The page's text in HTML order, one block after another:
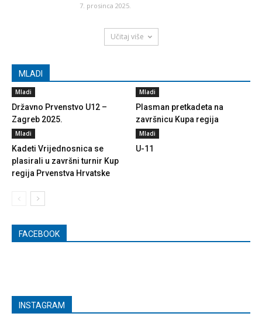
7. prosinca 2025.
Učitaj više
MLADI
Mladi
Državno Prvenstvo U12 –
Zagreb 2025.
Mladi
Plasman pretkadeta na
završnicu Kupa regija
Mladi
Kadeti Vrijednosnica se
plasirali u završni turnir Kup
regija Prvenstva Hrvatske
Mladi
U-11
FACEBOOK
INSTAGRAM